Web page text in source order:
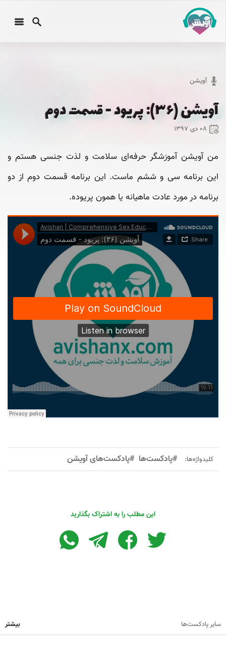
آویشن
آویشن (۳۶): پریود - قسمت دوم
۰۸ دی ۱۳۹۷
من آویشن آموزشگر حرفه‌ای سلامت و لذت جنسی هستم و
این برنامه سی‌ و ششم ماست. این برنامه قسمت دوم از دو
برنامه در مورد عادت ماهیانه یا همون پریوده.
کلیدواژه‌ها: #پادکست‌ها #پادکست‌های آویشن
این مطلب را به اشتراک بگذارید
سایر پادکست‌ها بیشتر